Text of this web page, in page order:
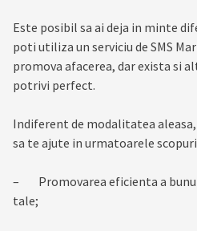
Este posibil sa ai deja in minte
poti utiliza un serviciu de SMS
promova afacerea, dar exista si
potrivi perfect.
Indiferent de modalitatea
sa te ajute in urmatoarele
– Promovarea eficienta a
tale;